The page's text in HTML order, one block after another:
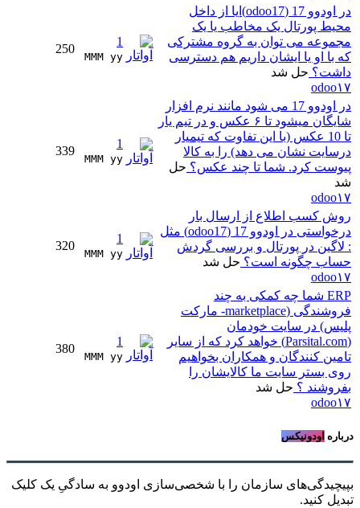
در اودوو 17 (odoo17)ایا از داخل
محیط پورتال یک مخاطب یا یک
مجموعه می توان به گروه مشترکی
که با او یا ایشان داریم هم دسترسی
داشت؟ حل شد
odoo۱۷
1
MMM yy
250
در اودوو 17 می شود مانند نرم افزار
شایگان میشود تا ۶ عکس و در تیم یار
تا 10 عکس (با این تفاوت که تیمیار
درسایت نشان می دهد) را به کالا
پیوست کرد. شما تا چند عکس؟ حل
شد
odoo۱۷
1
MMM yy
339
روش کسب اطلاع از ارسال بار
درخواستی در اودوو 17 (odoo17) مثل
: لاگین در پورتال و بررسی گردش
حساب چگونه است؟ حل شد
odoo۱۷
1
MMM yy
320
ERP شما چه کمکی به چند
فروشندگی (marketplace- مارکت
پلیس) در سایت خودمان
(Parsital.com) خواهد کرد که از سایر
تامین کنندگان و همکاران بخواهیم
روی بستر سایت ما کالایشان را
بفروشند ؟ حل شد
odoo۱۷
1
MMM yy
380
درباره اودونیکس
بپیچیدگی‌های سازمان را با شخصی‌سازی اودوو به سادگیِ یک کلیک
تبدیل کنید.